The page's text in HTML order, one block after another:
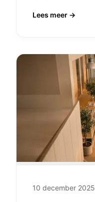
Lees meer →
10 december 2025